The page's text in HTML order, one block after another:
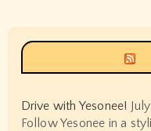
Drive with Yesonee!
Follow Yesonee in a